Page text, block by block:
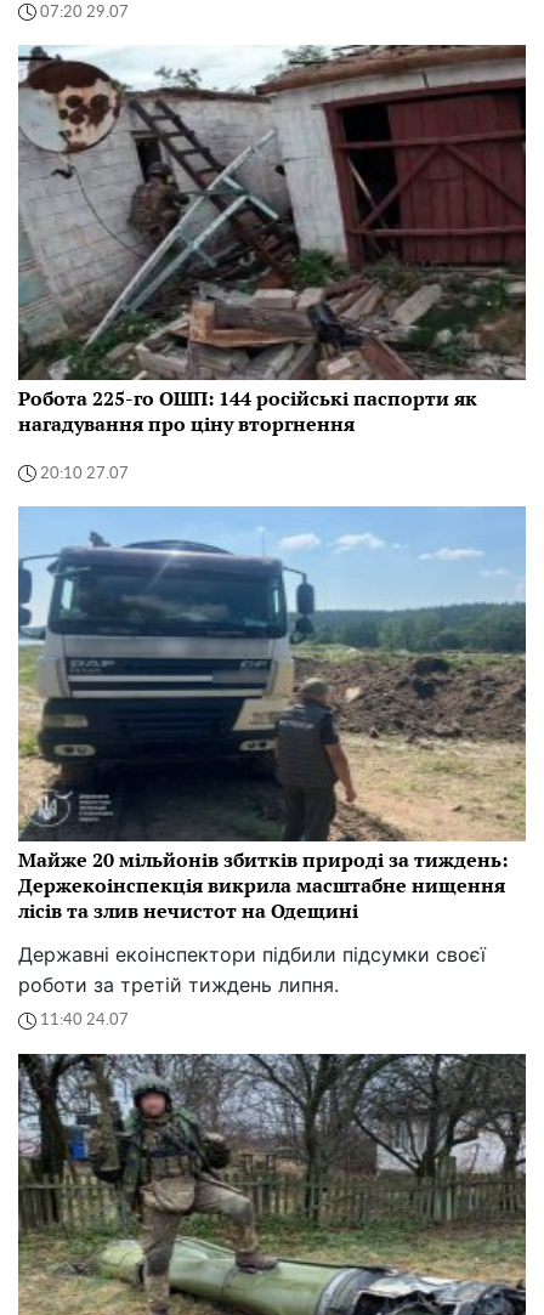
07:20 29.07
Робота 225-го ОШП: 144 російські паспорти як
нагадування про ціну вторгнення
20:10 27.07
Майже 20 мільйонів збитків природі за тиждень:
Держекоінспекція викрила масштабне нищення
лісів та злив нечистот на Одещині
Державні екоінспектори підбили підсумки своєї
роботи за третій тиждень липня.
11:40 24.07